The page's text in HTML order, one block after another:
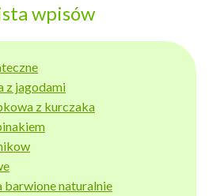
wpisów
z jagodami
z kurczaka
barwione naturalnie